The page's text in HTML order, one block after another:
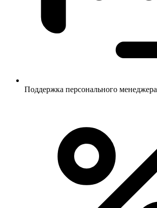
Поддержка персонального менеджера